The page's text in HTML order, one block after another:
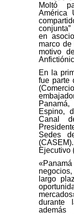
Moltó
América
en
marco
motivo
En la
fue parte
Espino,
Canal
Sedes
Ejecutivo
largo
durante